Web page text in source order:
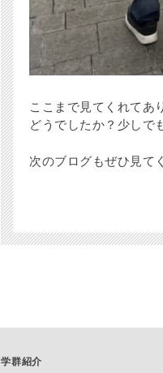
ここまで見てくれてあ
どうでしたか？少しで
次のブログもぜひ見て
学群紹介